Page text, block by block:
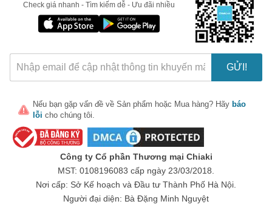
Check giá nhanh - Tìm kiếm dễ - Ưu đãi nhiều
GỬI!
Nếu bạn gặp vấn đề về Sản phẩm hoặc Mua hàng? Hãy báo
lỗi cho chúng tôi.
Công ty Cổ phần Thương mại Chiaki
MST: 0108196083 cấp ngày 23/03/2018.
Nơi cấp: Sở Kế hoạch và Đầu tư Thành Phố Hà Nội.
Người đại diện: Bà Đặng Minh Nguyệt